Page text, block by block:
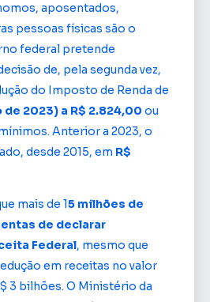
aposentados,
pessoas físicas são o
federal pretende
de, pela segunda vez,
do Imposto de Renda de
2023) a R$ 2.824,00 ou
Anterior a 2023, o
desde 2015, em R$
mais de 15 milhões de
de declarar
Federal, mesmo que
em receitas no valor
3 bilhões. O Ministério da